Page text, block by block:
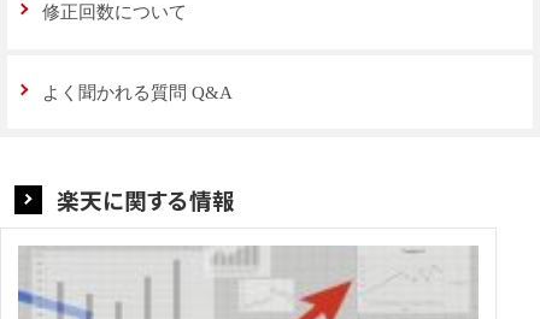
修正回数について
よく聞かれる質問 Q&A
楽天に関する情報